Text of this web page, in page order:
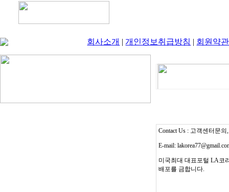
회사소개 |개인정보취급방침 | 회원약관
Contact Us : 고객센터문의
E-mail:
미국최대 대표포털 LA코
배포를 금합니다.